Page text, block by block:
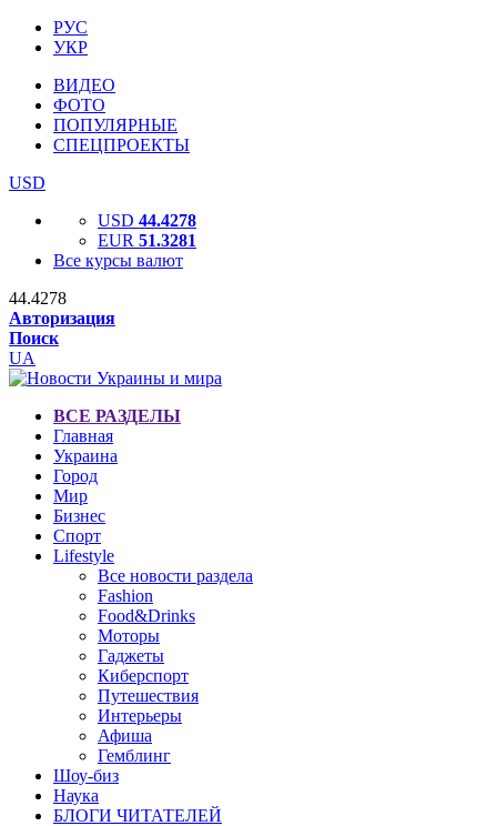
РУС
УКР
ВИДЕО
ФОТО
ПОПУЛЯРНЫЕ
СПЕЦПРОЕКТЫ
USD
USD 44.4278
EUR 51.3281
Все курсы валют
44.4278
Авторизация
Поиск
UA
ВСЕ РАЗДЕЛЫ
Главная
Украина
Город
Мир
Бизнес
Спорт
Lifestyle
Все новости раздела
Fashion
Food&Drinks
Моторы
Гаджеты
Киберспорт
Путешествия
Интерьеры
Афиша
Гемблинг
Шоу-биз
Наука
БЛОГИ ЧИТАТЕЛЕЙ